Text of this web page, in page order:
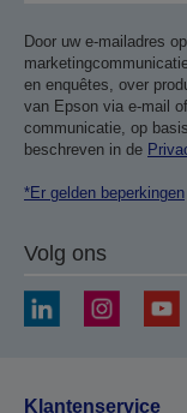
Door uw e-mailadres
en enquêtes, over
van Epson via e-mail
communicatie, op
beschreven in de
*Er gelden beperkingen
Volg ons
Klantenservice